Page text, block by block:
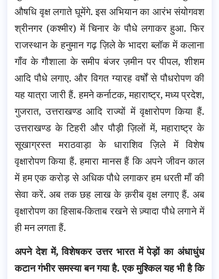
औषधि वृक्ष लगाते घूमेंगे. इस अभियान का आरंभ संयोगवश
श्रीनगर (कश्मीर) में चिनार के पौधे लगाकर हुआ. फिर
राजस्थान के हनुमान गढ़ ज़िले के भादरा ब्लॉक में कलाना
गाँव के गौशाला के समीप बंजर ज़मीन पर पीपल, शीशम
आदि पौधे लगाए. और विगत ग्यारह वर्षों से पौधरोपण की
यह यात्रा जारी हैं. हमने कर्नाटक, महाराष्ट्र, मध्य प्रदेश,
गुजरात, उत्तराखण्ड आदि राज्यों में वृक्षारोपण किया हैं.
उत्तराखण्ड के टिहरी और पौड़ी ज़िलों में, महाराष्ट्र के
सूखाग्रस्त मराठवाड़ा के धाराशिव ज़िले में विशेष
वृक्षारोपण किया हैं. हमारा मानस हैं कि अपने जीवन काल
में हम एक करोड़ से अधिक पौधे लगाकर हम धरती माँ की
सेवा करें. अब तक छह लाख के क़रीब वृक्ष लगाए हैं. अब
वृक्षारोपण का हिसाब-किताब रखने से ज़्यादा पौधे लगाने में
ही मन लगता हैं.
अपने देश में, विशेषकर उत्तर भारत में पेड़ों का अंधाधुंध
कटान गंभीर समस्या बन गया है. एक मुश्किल यह भी है कि